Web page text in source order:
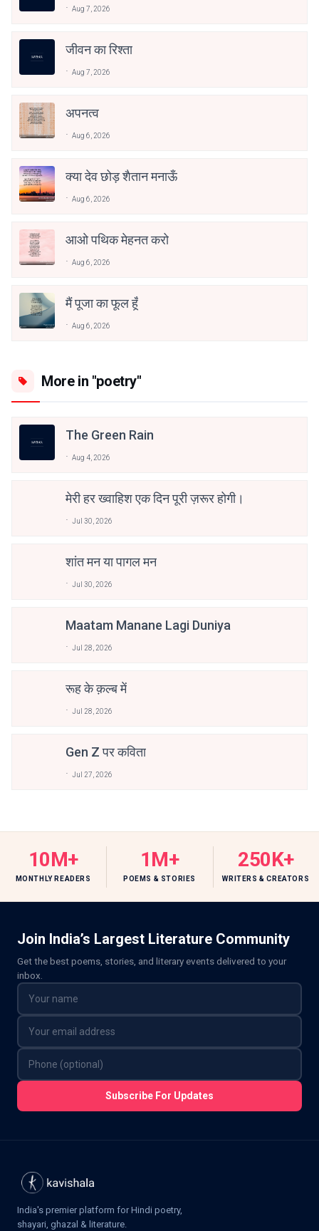
Aug 7, 2026
जीवन का रिश्ता
Aug 7, 2026
अपनत्व
Aug 6, 2026
क्या देव छोड़ शैतान मनाऊँ
Aug 6, 2026
आओ पथिक मेहनत करो
Aug 6, 2026
मैं पूजा का फूल हूँ
Aug 6, 2026
More in "poetry"
The Green Rain
Aug 4, 2026
मेरी हर ख्वाहिश एक दिन पूरी ज़रूर होगी।
Jul 30, 2026
शांत मन या पागल मन
Jul 30, 2026
Maatam Manane Lagi Duniya
Jul 28, 2026
रूह के क़ल्ब में
Jul 28, 2026
Gen Z पर कविता
Jul 27, 2026
10M+
MONTHLY READERS
1M+
POEMS & STORIES
250K+
WRITERS & CREATORS
Join India’s Largest Literature Community
Get the best poems, stories, and literary events delivered to your
inbox.
Subscribe For Updates
India's premier platform for Hindi poetry,
shayari, ghazal & literature.